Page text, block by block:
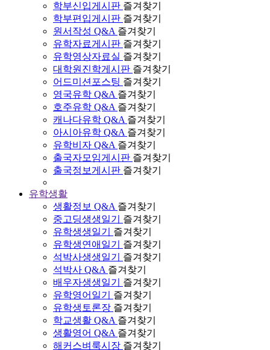
학부신입게시판 즐겨찾기
학부편입게시판 즐겨찾기
원서작성 Q&A 즐겨찾기
유학자료게시판 즐겨찾기
유학영상자료실 즐겨찾기
대학원진학게시판 즐겨찾기
어드미션포스팅 즐겨찾기
영국유학 Q&A 즐겨찾기
호주유학 Q&A 즐겨찾기
캐나다유학 Q&A 즐겨찾기
아시아유학 Q&A 즐겨찾기
유학비자 Q&A 즐겨찾기
출국자모임게시판 즐겨찾기
출국정보게시판 즐겨찾기
유학생활
생활정보 Q&A 즐겨찾기
중고딩생생일기
즐겨찾기
유학생생일기
즐겨찾기
유학생연애일기
즐겨찾기
석박사생생일기
즐겨찾기
석박사 Q&A 즐겨찾기
배우자생생일기
즐겨찾기
유학영어일기
즐겨찾기
유학생토론장 즐겨찾기
학교생활 Q&A 즐겨찾기
생활영어 Q&A 즐겨찾기
해커스벼룩시장 즐겨찾기